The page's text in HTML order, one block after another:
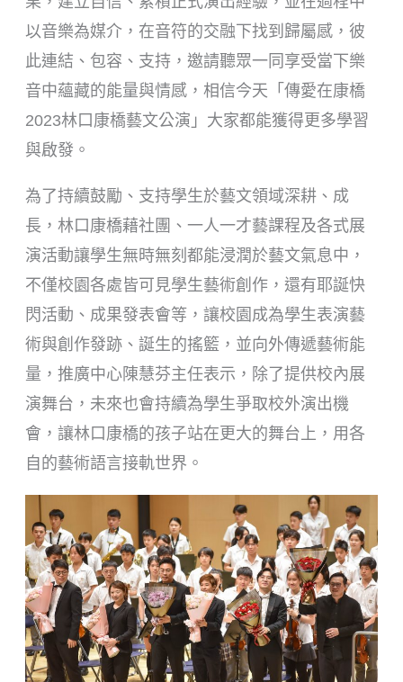
以音樂為媒介，在音符的交融下找到歸屬感，彼
此連結、包容、支持，邀請聽眾一同享受當下樂
音中蘊藏的能量與情感，相信今天「傳愛在康橋
2023林口康橋藝文公演」大家都能獲得更多學習
與啟發。
為了持續鼓勵、支持學生於藝文領域深耕、成
長，林口康橋藉社團、一人一才藝課程及各式展
演活動讓學生無時無刻都能浸潤於藝文氣息中，
不僅校園各處皆可見學生藝術創作，還有耶誕快
閃活動、成果發表會等，讓校園成為學生表演藝
術與創作發跡、誕生的搖籃，並向外傳遞藝術能
量，推廣中心陳慧芬主任表示，除了提供校內展
演舞台，未來也會持續為學生爭取校外演出機
會，讓林口康橋的孩子站在更大的舞台上，用各
自的藝術語言接軌世界。